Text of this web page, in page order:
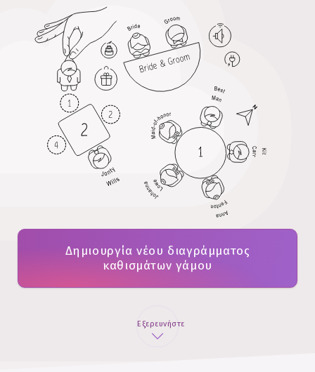
Δημιουργία νέου διαγράμματος
καθισμάτων γάμου
Εξερευνήστε